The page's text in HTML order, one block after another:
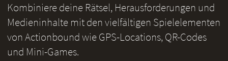
Kombiniere deine Rätsel, Herausforderungen und
Medieninhalte mit den vielfältigen Spielelementen
von Actionbound wie GPS-Locations, QR-Codes
und Mini-Games.